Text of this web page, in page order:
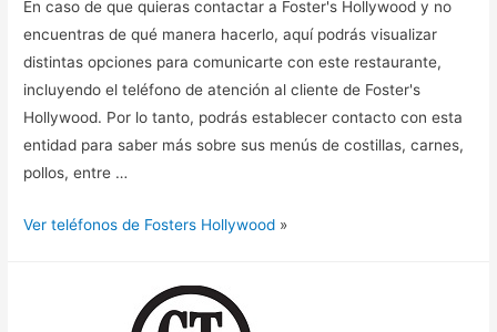
En caso de que quieras contactar a Foster's Hollywood y no
encuentras de qué manera hacerlo, aquí podrás visualizar
distintas opciones para comunicarte con este restaurante,
incluyendo el teléfono de atención al cliente de Foster's
Hollywood. Por lo tanto, podrás establecer contacto con esta
entidad para saber más sobre sus menús de costillas, carnes,
pollos, entre …
Ver teléfonos de Fosters Hollywood »